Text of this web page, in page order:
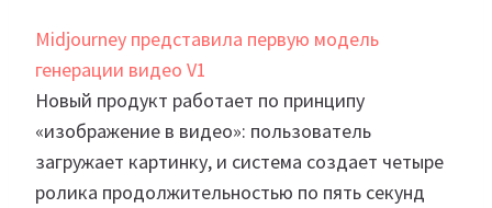
Midjourney представила первую модель
генерации видео V1
Новый продукт работает по принципу
«изображение в видео»: пользователь
загружает картинку, и система создает четыре
ролика продолжительностью по пять секунд